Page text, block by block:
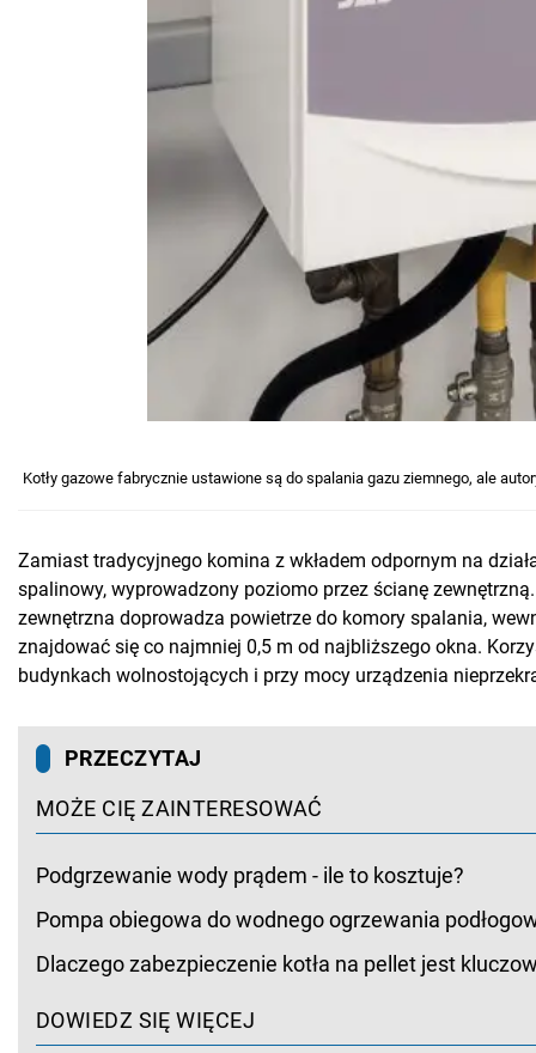
Kotły gazowe fabrycznie ustawione są do spalania gazu ziemnego, ale
Zamiast tradycyjnego komina z wkładem odpornym na
spalinowy, wyprowadzony poziomo przez ścianę
zewnętrzna doprowadza powietrze do komory spalania,
znajdować się co najmniej 0,5 m od najbliższego okna.
budynkach wolnostojących i przy mocy urządzenia
PRZECZYTAJ
MOŻE CIĘ ZAINTERESOWAĆ
Podgrzewanie wody prądem - ile to kosztuje?
Pompa obiegowa do wodnego ogrzewania
Dlaczego zabezpieczenie kotła na pellet jest
DOWIEDZ SIĘ WIĘCEJ